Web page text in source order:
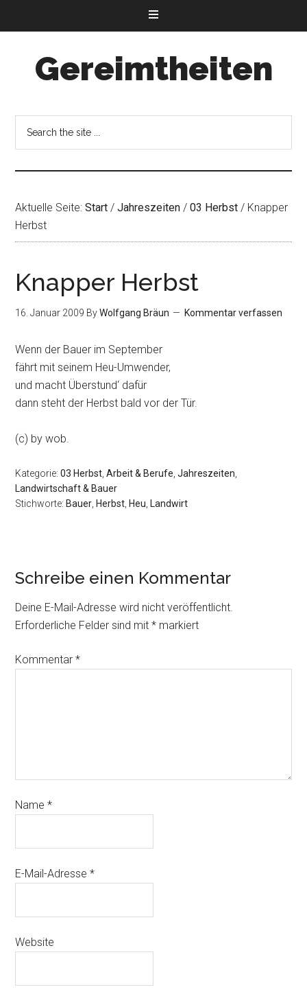
Gereimtheiten
Aktuelle Seite:Start / Jahreszeiten / 03 Herbst / Knapper
Herbst
Knapper Herbst
16. Januar 2009 ByWolfgang Bräun Kommentar verfassen
Wenn der Bauer im September
fährt mit seinem Heu-Umwender,
und macht Überstund‘ dafür
dann steht der Herbst bald vor der Tür.
(c) by wob.
Kategorie:03 Herbst ,Arbeit & Berufe ,Jahreszeiten
Landwirtschaft & Bauer
Stichworte: Bauer Herbst Heu Landwirt
Schreibe einen Kommentar
Deine E-Mail-Adresse wird nicht veröffentlicht.
Erforderliche Felder sind mit* markiert
Kommentar*
Name*
E-Mail-Adresse*
Website